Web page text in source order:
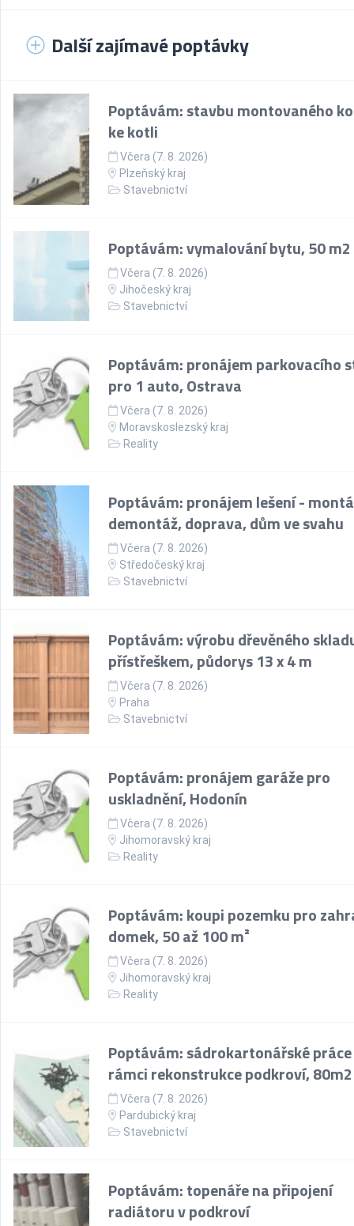
Další zajímavé poptávky
Poptávám: stavbu montovaného
ke kotli
Včera (7. 8. 2026)
Plzeňský kraj
Stavebnictví
Poptávám: vymalování bytu, 50 m2
Včera (7. 8. 2026)
Jihočeský kraj
Stavebnictví
Poptávám: pronájem parkovacího
pro 1 auto, Ostrava
Včera (7. 8. 2026)
Moravskoslezský kraj
Reality
Poptávám: pronájem lešení -
demontáž, doprava, dům ve svahu
Včera (7. 8. 2026)
Středočeský kraj
Stavebnictví
Poptávám: výrobu dřevěného
přístřeškem, půdorys 13 x 4 m
Včera (7. 8. 2026)
Praha
Stavebnictví
Poptávám: pronájem garáže pro
uskladnění, Hodonín
Včera (7. 8. 2026)
Jihomoravský kraj
Reality
Poptávám: koupi pozemku pro
domek, 50 až 100 m²
Včera (7. 8. 2026)
Jihomoravský kraj
Reality
Poptávám: sádrokartonářské
rámci rekonstrukce podkroví, 80m2
Včera (7. 8. 2026)
Pardubický kraj
Stavebnictví
Poptávám: topenáře na připojení
radiátoru v podkroví